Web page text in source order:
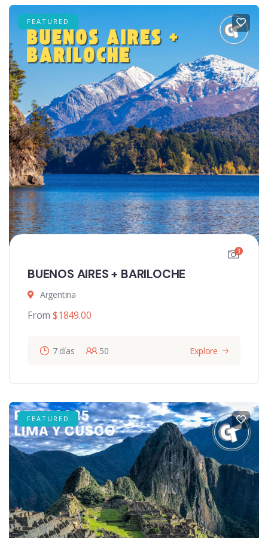
FEATURED
3
BUENOS AIRES + BARILOCHE
Argentina
From $1849.00
7 días 50 Explore
FEATURED